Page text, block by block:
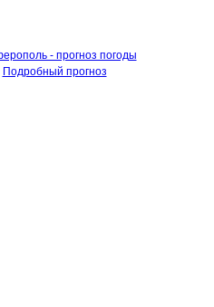
- прогноз погоды
Подробный прогноз